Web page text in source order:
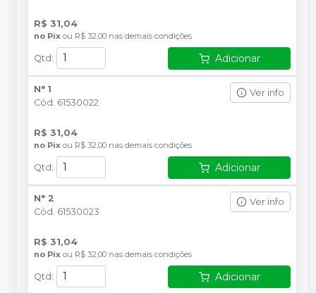
R$ 31,04
no Pix ou R$ 32,00 nas demais condições
Qtd : Adicionar
N° 1
Cód. 61530022
Ver info
R$ 31,04
no Pix ou R$ 32,00 nas demais condições
Qtd : Adicionar
N° 2
Cód. 61530023
Ver info
R$ 31,04
no Pix ou R$ 32,00 nas demais condições
Qtd : Adicionar